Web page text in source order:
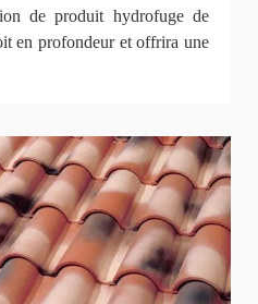
de produit hydrofuge de
en profondeur et offrira une